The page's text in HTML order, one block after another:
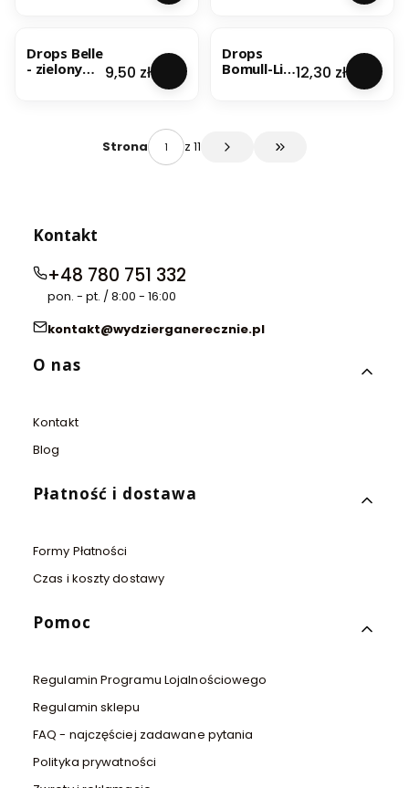
Drops Belle
- zielony
Cena
9,50 zł
Drops
Bomull-Lin Cena
12,30 zł
Strona z 11 Przejdź do ostatniej
Kontakt
+48 780 751 332
pon. - pt. / 8:00 - 16:00
kontakt@wydzierganerecznie.pl
Linki w stopce
O nas
Kontakt
Blog
Płatność i dostawa
Formy Płatności
Czas i koszty dostawy
Pomoc
Regulamin Programu Lojalnościowego
Regulamin sklepu
FAQ - najczęściej zadawane pytania
Polityka prywatności